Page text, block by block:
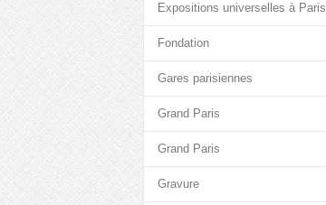
Expositions universelles à Paris
Fondation
Gares parisiennes
Grand Paris
Grand Paris
Gravure